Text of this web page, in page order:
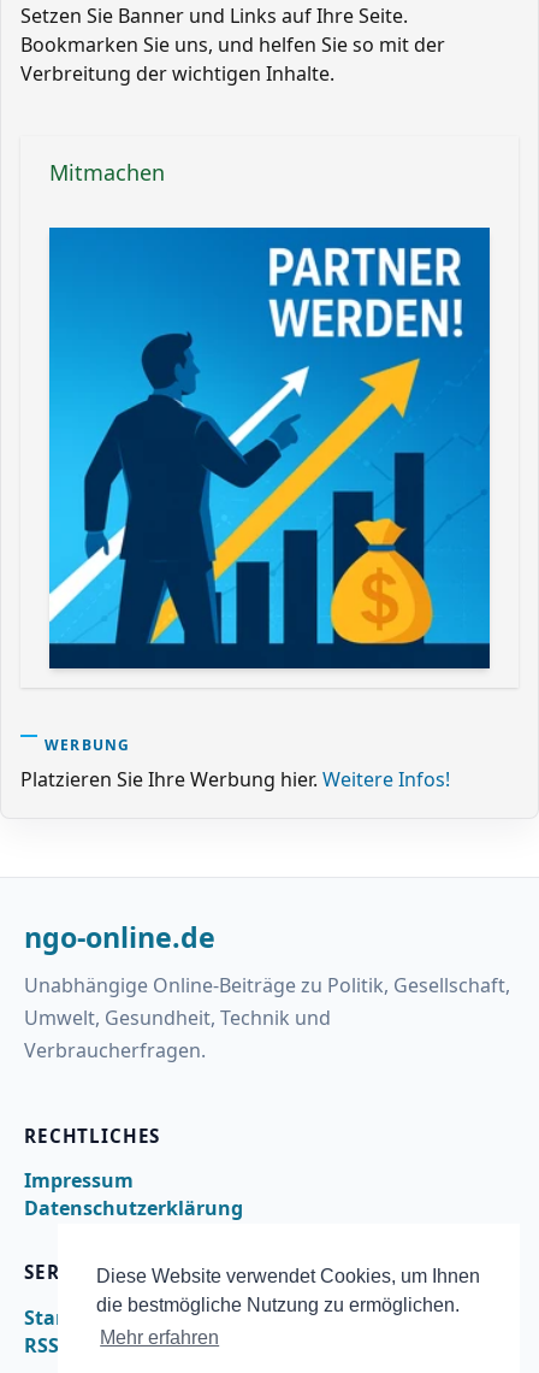
Diese Website verwendet Cookies, um Ihnen
die bestmögliche Nutzung zu ermöglichen.
Mehr erfahren
Setzen Sie Banner und Links auf Ihre Seite.
Bookmarken Sie uns, und helfen Sie so mit der
Verbreitung der wichtigen Inhalte.
Mitmachen
WERBUNG
Platzieren Sie Ihre Werbung hier. Weitere Infos!
ngo-online.de
Unabhängige Online-Beiträge zu Politik, Gesellschaft,
Umwelt, Gesundheit, Technik und
Verbraucherfragen.
RECHTLICHES
Impressum
Datenschutzerklärung
SERVICE
Startseite
RSS